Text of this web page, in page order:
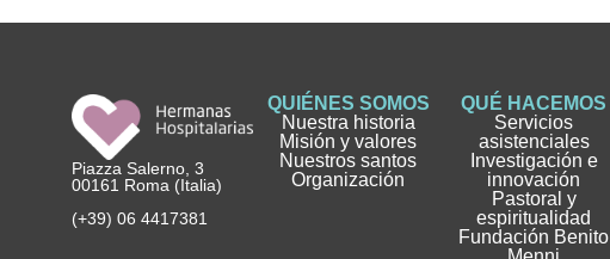
Piazza Salerno, 3
00161 Roma (Italia)
(+39) 06 4417381
QUIÉNES SOMOS
Nuestra historia
Misión y valores
Nuestros santos
Organización
QUÉ HACEMOS
Servicios
asistenciales
Investigación e
innovación
Pastoral y
espiritualidad
Fundación Benito